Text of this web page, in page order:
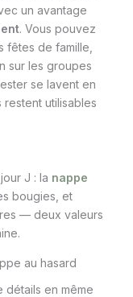
un avantage
. Vous pouvez
fêtes de famille,
sur les groupes
se lavent en
utilisables
J : la nappe
bougies, et
— deux valeurs
au hasard
détails en même